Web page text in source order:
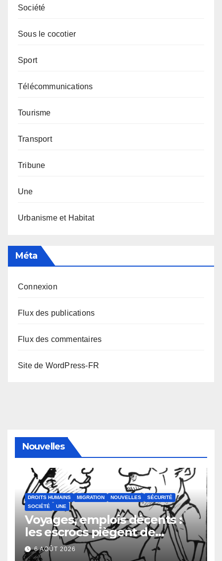
Société
Sous le cocotier
Sport
Télécommunications
Tourisme
Transport
Tribune
Une
Urbanisme et Habitat
Méta
Connexion
Flux des publications
Flux des commentaires
Site de WordPress-FR
Nouvelles
DROITS HUMAINS MIGRATION NOUVELLES
SÉCURITÉ
SOCIÉTÉ
UNE
Voyages, emplois décents :
les escrocs piègent de
nombreux jeunes
6 AOÛT 2026